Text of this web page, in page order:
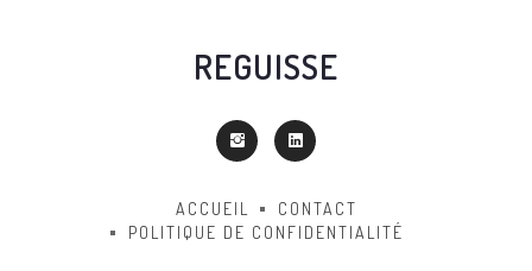
REGUISSE
ACCUEIL
CONTACT
POLITIQUE DE CONFIDENTIALITÉ